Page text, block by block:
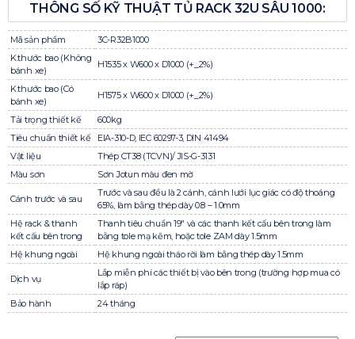
THÔNG SỐ KỸ THUẬT TỦ RACK 32U SÂU 1000:
Mã sản phẩm
3C-R32B1000
K.thước bao (Không
bánh xe)
H1535 x W600 x D1000 (+_2%)
K.thước bao (Có
bánh xe)
H1575 x W600 x D1000 (+_2%)
Tải trọng thiết kế
600kg
Tiêu chuẩn thiết kế
EIA-310-D, IEC 60297-3, DIN 41494
Vật liệu
Thép CT38 (TCVN)/ JIS-G-3131
Màu sơn
Sơn Jotun màu đen mờ
Cánh trước và sau
Trước và sau đều là 2 cánh, cánh lưới lục giác có độ thoáng
65%, làm bằng thép dày 0.8 – 1.0mm
Hệ rack & thanh
kết cấu bên trong
Thanh tiêu chuẩn 19″ và các thanh kết cấu bên trong làm
bằng tole mạ kẽm, hoặc tole ZAM dày 1.5mm
Hệ khung ngoài
Hệ khung ngoài tháo rời làm bằng thép dày 1.5mm
Dịch vụ
Lắp miễn phí các thiết bị vào bên trong (trường hợp mua có
lắp ráp)
Bảo hành
24 tháng